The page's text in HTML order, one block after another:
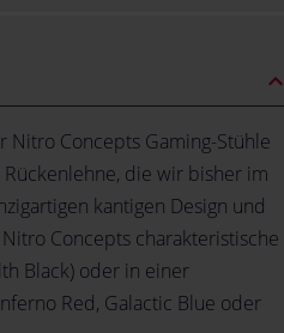
expand_less
Nitro Concepts Gaming-Stühle
die wir bisher im
kantigen Design und
Concepts charakteristische
Black) oder in einer
Red, Galactic Blue oder